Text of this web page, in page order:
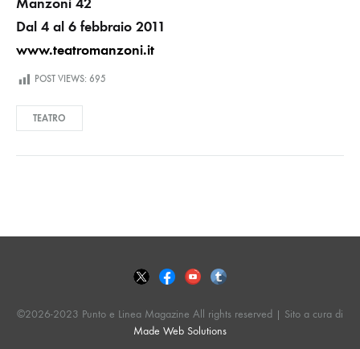
Dal 4 al 6 febbraio 2011
www.teatromanzoni.it
POST VIEWS: 695
TEATRO
©2026-2023 Punto e Linea Magazine All rights reserved | Sito a cura di
Made Web Solutions